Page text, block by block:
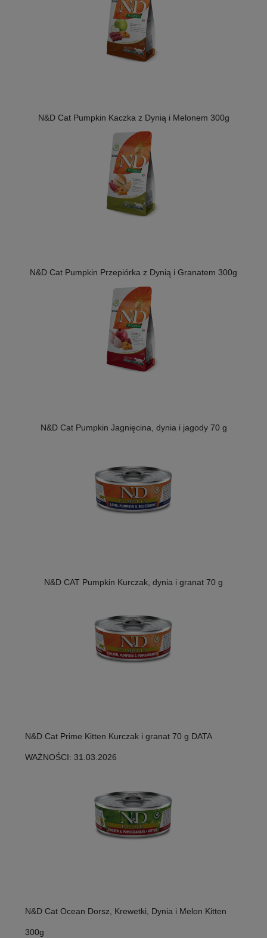
N&D Cat Pumpkin Kaczka z Dynią i Melonem 300g
N&D Cat Pumpkin Przepiórka z Dynią i Granatem 300g
N&D Cat Pumpkin Jagnięcina, dynia i jagody 70 g
N&D CAT Pumpkin Kurczak, dynia i granat 70 g
N&D Cat Prime Kitten Kurczak i granat 70 g DATA
WAŻNOŚCI: 31.03.2026
N&D Cat Ocean Dorsz, Krewetki, Dynia i Melon Kitten
300g